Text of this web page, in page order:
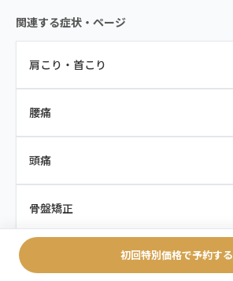
関連する症状・ページ
肩こり・首こり
腰痛
頭痛
骨盤矯正
研究・エビデンス（PLOS ONE論文）
初回特別価格で予約する